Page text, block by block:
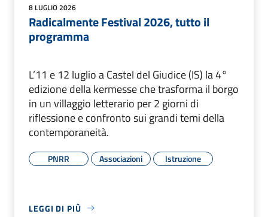
8 LUGLIO 2026
Radicalmente Festival 2026, tutto il
programma
L’11 e 12 luglio a Castel del Giudice (IS) la 4°
edizione della kermesse che trasforma il borgo
in un villaggio letterario per 2 giorni di
riflessione e confronto sui grandi temi della
contemporaneità.
PNRR Associazioni Istruzione
LEGGI DI PIÙ